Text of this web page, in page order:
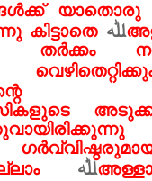
യാതൊരു
കിട്ടാതെ ﷲ
തർക്കം
ﷲ